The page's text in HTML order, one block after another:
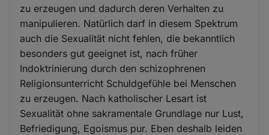
zu erzeugen und dadurch deren Verhalten zu
manipulieren. Natürlich darf in diesem Spektrum
auch die Sexualität nicht fehlen, die bekanntlich
besonders gut geeignet ist, nach früher
Indoktrinierung durch den schizophrenen
Religionsunterricht Schuldgefühle bei Menschen
zu erzeugen. Nach katholischer Lesart ist
Sexualität ohne sakramentale Grundlage nur Lust,
Befriedigung, Egoismus pur. Eben deshalb leiden